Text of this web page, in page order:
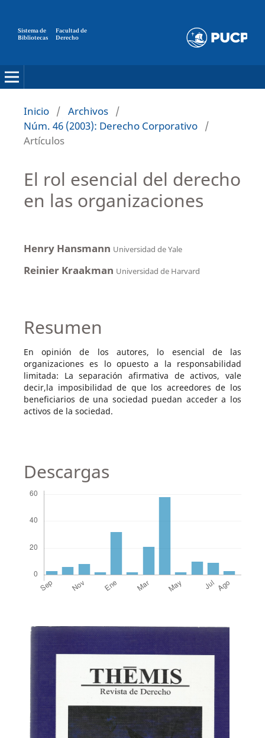
Sistema de
Bibliotecas
Facultad de
Derecho
Inicio / Archivos /
Núm. 46 (2003): Derecho Corporativo /
Artículos
El rol esencial del derecho
en las organizaciones
Henry Hansmann Universidad de Yale
Reinier Kraakman Universidad de Harvard
Resumen
En opinión de los autores, lo esencial de las
organizaciones es lo opuesto a la responsabilidad
limitada: La separación afirmativa de activos, vale
decir,la imposibilidad de que los acreedores de los
beneficiarios de una sociedad puedan acceder a los
activos de la sociedad.
Descargas